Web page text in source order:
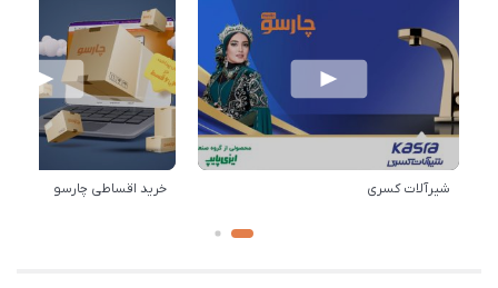
شیرآلات کسری خرید اقساطی چارسو